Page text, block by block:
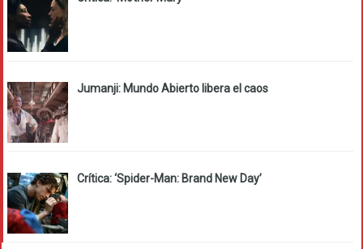
Jumanji: Mundo Abierto libera el caos
Crítica: ‘Spider-Man: Brand New Day’